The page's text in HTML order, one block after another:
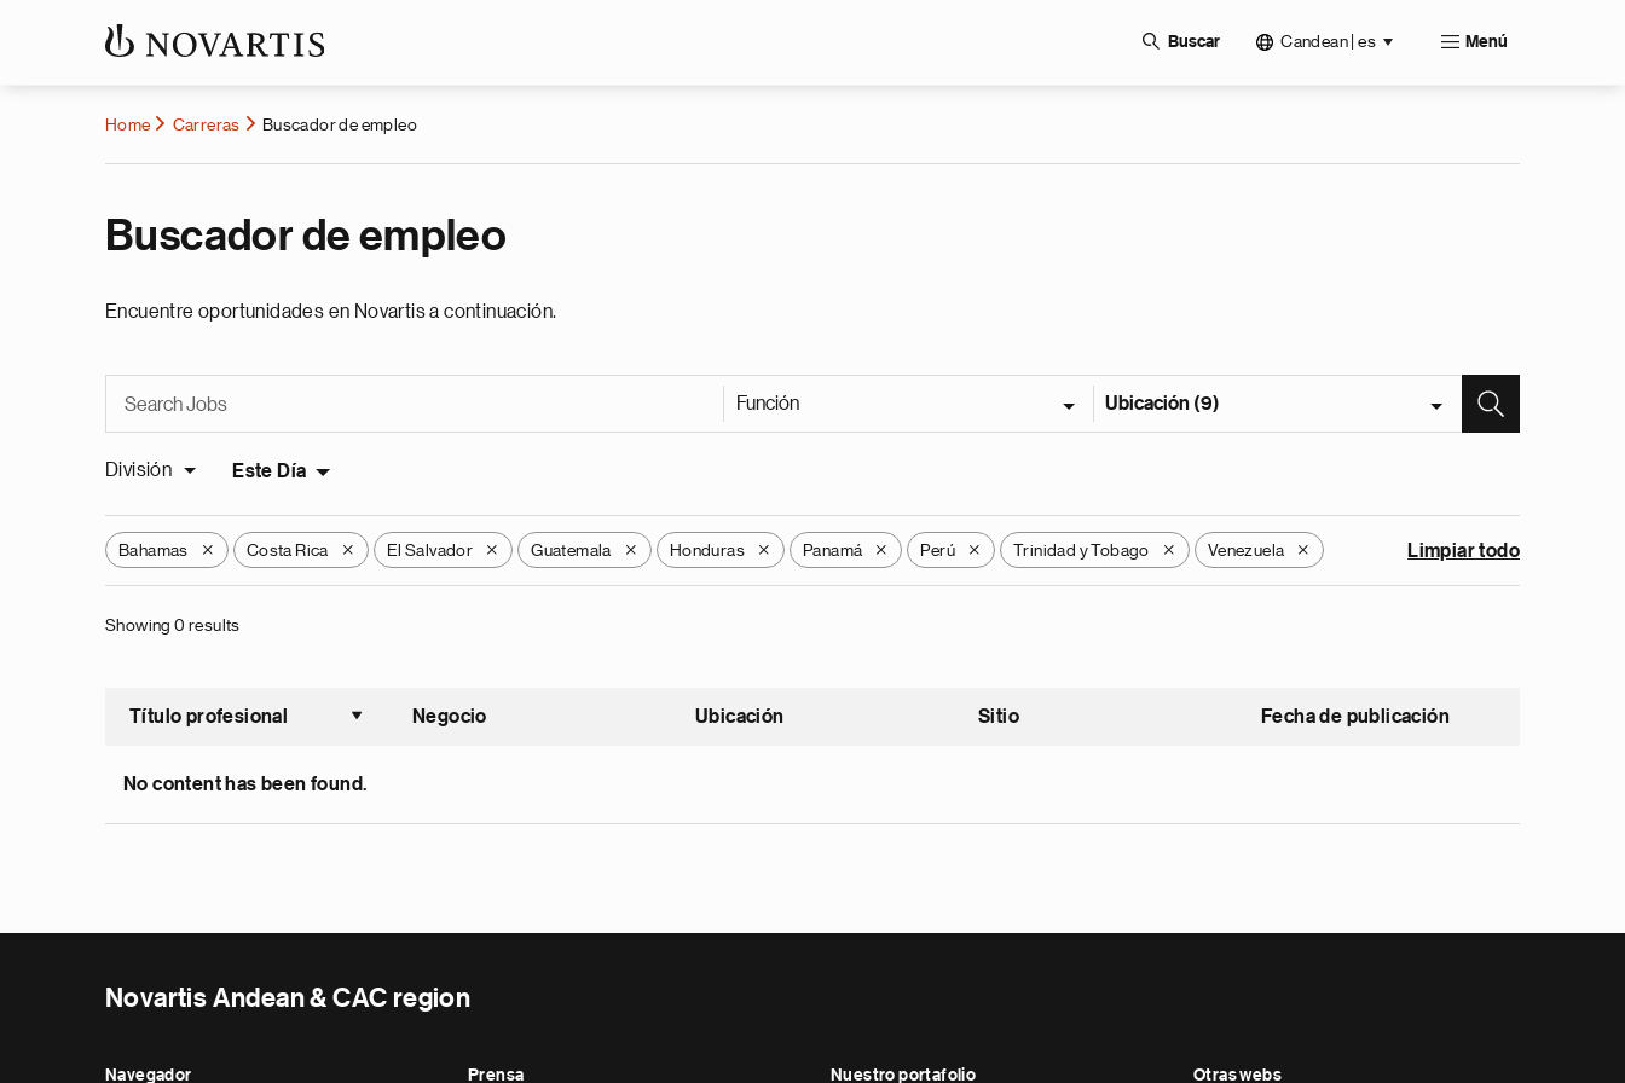
Buscar Candean | es Menú
Home Carreras Buscador de empleo
Buscador de empleo
Encuentre oportunidades en Novartis a continuación.
Función Ubicación (9)
División Este Día
Bahamas X Costa Rica X El Salvador X Guatemala X Honduras X Panamá X Perú X Trinidad y Tobago X Venezuela X Limpiar todo
Showing 0 results
Título profesional
Ordenar ascendente
Negocio Ubicación Sitio Fecha de publicación
No content has been found.
Novartis Andean & CAC region
Navegador Prensa Nuestro portafolio Otras webs